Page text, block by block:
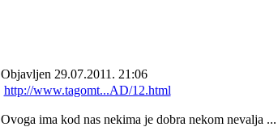
Objavljen 29.07.2011. 21:06
http://www.tagomt...AD/12.html
Ovoga ima kod nas nekima je dobra nekom nevalja